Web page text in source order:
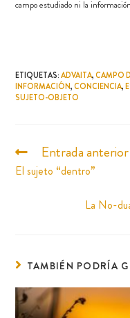
campo estudiado ni la
ETIQUETAS:ADVAITA, CAMPO
INFORMACIÓN, CONCIENCIA,
SUJETO-OBJETO
Entrada anterior
El sujeto “dentro”
La No-
TAMBIÉN PODRÍA